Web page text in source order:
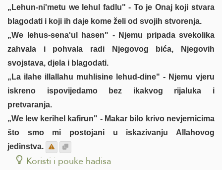
„Lehun-ni'metu we lehul fadlu" - To je Onaj koji stvara
blagodati i koji ih daje kome želi od svojih stvorenja.
„We lehus-sena'ul hasen" - Njemu pripada svekolika
zahvala i pohvala radi Njegovog bića, Njegovih
svojstava, djela i blagodati.
„La ilahe illallahu muhlisine lehud-dine" - Njemu vjeru
iskreno ispovijedamo bez ikakvog rijaluka i
pretvaranja.
„We lew kerihel kafirun" - Makar bilo krivo nevjernicima
što smo mi postojani u iskazivanju Allahovog
jedinstva.
Koristi i pouke hadisa